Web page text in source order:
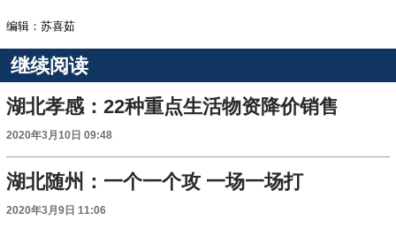
编辑：苏喜茹
继续阅读
湖北孝感：22种重点生活物资降价销售
2020年3月10日 09:48
湖北随州：一个一个攻 一场一场打
2020年3月9日 11:06